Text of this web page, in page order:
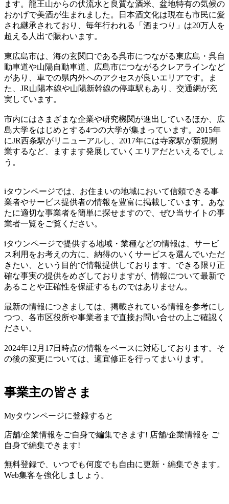
ます。龍王山からの伏流水と良質な酒米、盆地特有の気候の
おかげで美酒が生まれました。日本酒文化は現在も市民に愛
され継承されており、毎年行われる「酒まつり」は20万人を
超える人出で賑わいます。
東広島市は、海の玄関口である呉市につながる東広島・呉自
動車道や山陽自動車道、広島市につながるクレアラインなど
があり、車での県内外へのアクセスが良いエリアです。ま
た、JR山陽本線や山陽新幹線の停車駅もあり、交通網が充
実しています。
市内にはさまざまな企業や研究機関が進出しているほか、広
島大学をはじめとする4つの大学が集まっています。2015年
にJR西条駅がリニューアルし、2017年には寺家駅が新規開
業するなど、ますます発展していくエリアだといえるでしょ
う。
iタウンページでは、お住まいの地域において信頼できる事
業者やサービス提供者の情報を豊富に掲載しています。あな
たに適切な事業者を簡単に探せますので、ぜひ当サイトの事
業者一覧をご覧ください。
iタウンページで提供する地域・業種などの情報は、サービ
ス利用をお考えの方に、納得のいくサービスを選んでいただ
きたい、という目的で情報提供しております。できる限り正
確な事実の提供をめざしておりますが、情報について最新で
あることや正確性を保証するものではありません。
最新の情報につきましては、掲載されている情報を参考にし
つつ、各市区役所や事業者まで直接お問い合せの上ご確認く
ださい。
2024年12月17日時点の情報をベースに対応しております。そ
の後の変更については、適宜修正を行ってまいります。
事業主の皆さま
Myタウンページに登録すると
店舗/企業情報をご自身で編集できます! 店舗/企業情報を ご
自身で編集できます!
無料登録で、いつでも何度でも自由に更新・編集できます。
Web集客を強化しましょう。